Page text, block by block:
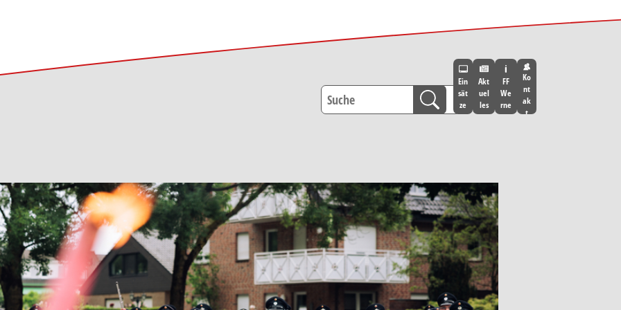
Ein
sät
ze
Akt
uel
les
FF
We
rne
Ko
nt
ak
t